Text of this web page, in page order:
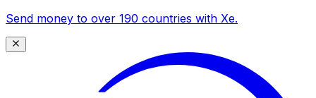
Send money to over 190 countries with Xe.